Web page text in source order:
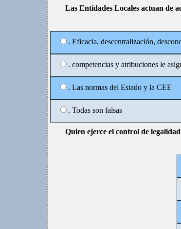
Las Entidades Locales actuan de
. Eficacia, descentralización,
. competencias y atribuciones le
. Las normas del Estado y la CEE
. Todas son falsas
Quien ejerce el control de